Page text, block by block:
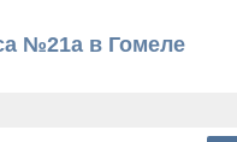
№21а в Гомеле